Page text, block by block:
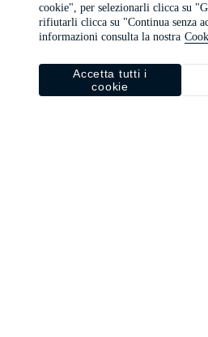
cookie", per selezionarli clicca su
rifiutarli clicca su "Continua senza
informazioni consulta la nostra
Accetta tutti i
cookie